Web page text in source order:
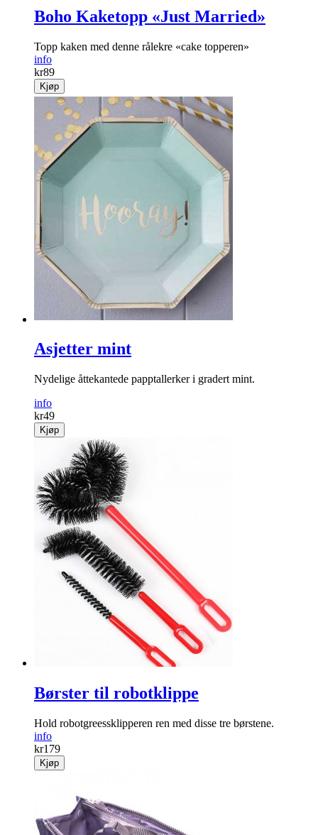
Boho Kaketopp «Just Married»
Topp kaken med denne rålekre «cake topperen»
info
kr89
Kjøp
Asjetter mint
Nydelige åttekantede papptallerker i gradert mint.
info
kr49
Kjøp
Børster til robotklippe
Hold robotgreessklipperen ren med disse tre børstene.
info
kr179
Kjøp